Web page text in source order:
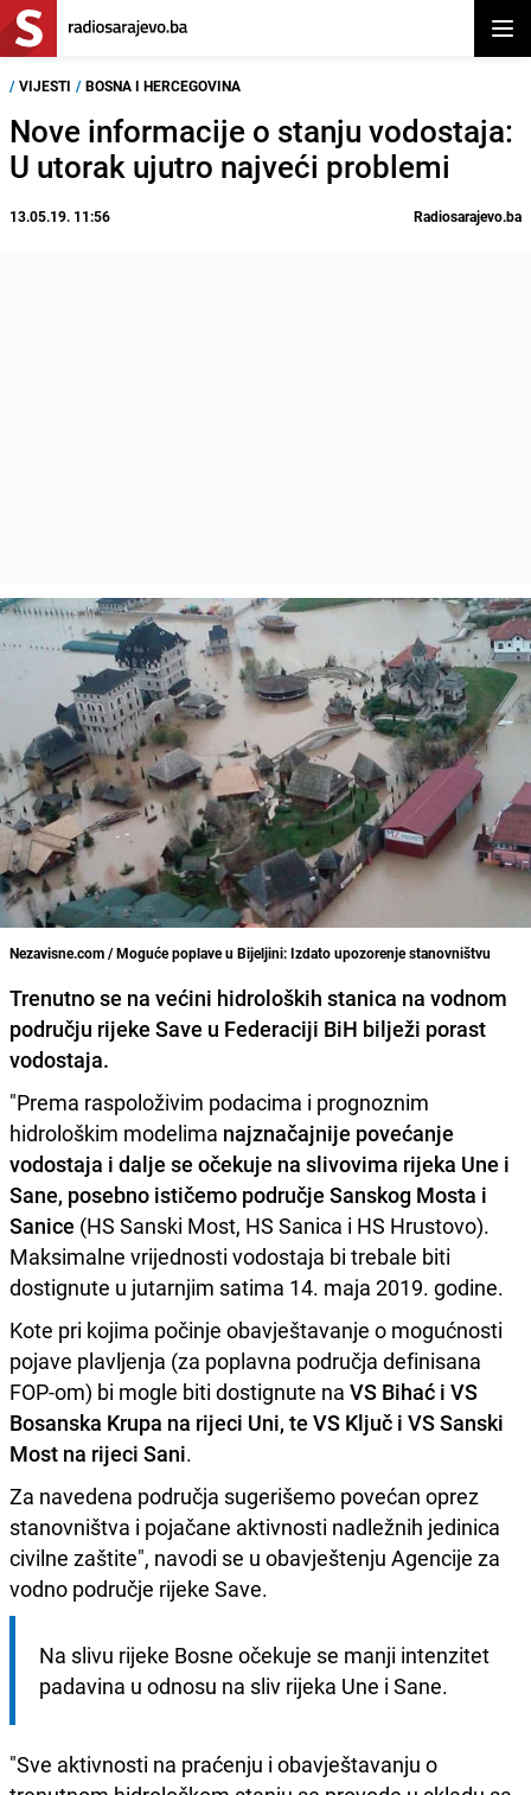
/ VIJESTI / BOSNA I HERCEGOVINA
Nove informacije o stanju vodostaja:
U utorak ujutro najveći problemi
13.05.19. 11:56 Radiosarajevo.ba
Nezavisne.com / Moguće poplave u Bijeljini: Izdato upozorenje stanovništvu
Trenutno se na većini hidroloških stanica na vodnom
području rijeke Save u Federaciji BiH bilježi porast
vodostaja.
"Prema raspoloživim podacima i prognoznim
hidrološkim modelima najznačajnije povećanje
vodostaja i dalje se očekuje na slivovima rijeka Une i
Sane, posebno ističemo područje Sanskog Mosta i
Sanice (HS Sanski Most, HS Sanica i HS Hrustovo).
Maksimalne vrijednosti vodostaja bi trebale biti
dostignute u jutarnjim satima 14. maja 2019. godine.
Kote pri kojima počinje obavještavanje o mogućnosti
pojave plavljenja (za poplavna područja definisana
FOP-om) bi mogle biti dostignute na VS Bihać i VS
Bosanska Krupa na rijeci Uni, te VS Ključ i VS Sanski
Most na rijeci Sani.
Za navedena područja sugerišemo povećan oprez
stanovništva i pojačane aktivnosti nadležnih jedinica
civilne zaštite", navodi se u obavještenju Agencije za
vodno područje rijeke Save.
Na slivu rijeke Bosne očekuje se manji intenzitet
padavina u odnosu na sliv rijeka Une i Sane.
"Sve aktivnosti na praćenju i obavještavanju o